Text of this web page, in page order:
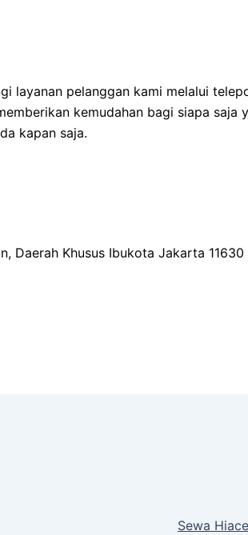
layanan pelanggan kami melalui
kemudahan bagi siapa saja
kapan saja.
Daerah Khusus Ibukota Jakarta 11630
Sewa